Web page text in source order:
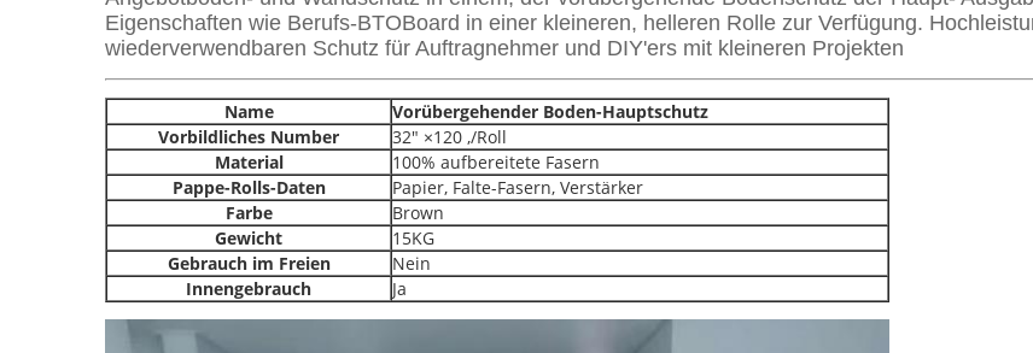
Eigenschaften wie Berufs-BTOBoard in einer kleineren, helleren Rolle zur Verfügung.
wiederverwendbaren Schutz für Auftragnehmer und DIY'ers mit kleineren Projekten
Name
Vorübergehender Boden-Hauptschutz
Vorbildliches Number
32" ×120 ‚/Roll
Material
100% aufbereitete Fasern
Pappe-Rolls-Daten
Papier, Falte-Fasern, Verstärker
Farbe
Brown
Gewicht
15KG
Gebrauch im Freien
Nein
Innengebrauch
Ja